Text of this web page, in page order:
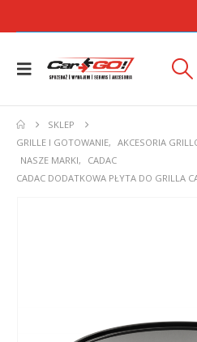
SKLEP
GRILLE I GOTOWANIE, AKCESORIA
NASZE MARKI,
CADAC
CADAC DODATKOWA PŁYTA DO GRILLA